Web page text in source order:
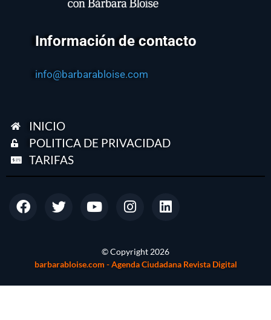
Información de contacto
info@barbarabloise.com
INICIO
POLITICA DE PRIVACIDAD
TARIFAS
© Copyright 2026
barbarabloise.com - Agenda Ciudadana Revista Digital